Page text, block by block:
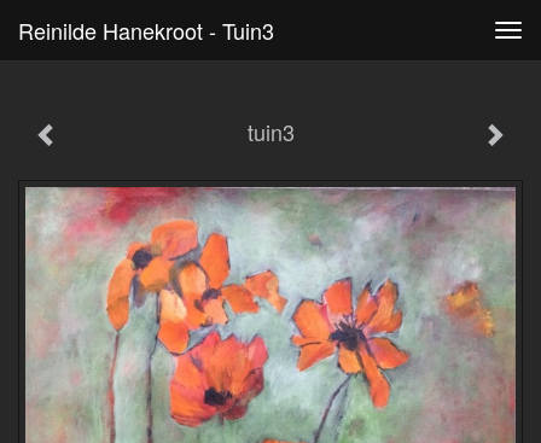
Reinilde Hanekroot - Tuin3
tuin3